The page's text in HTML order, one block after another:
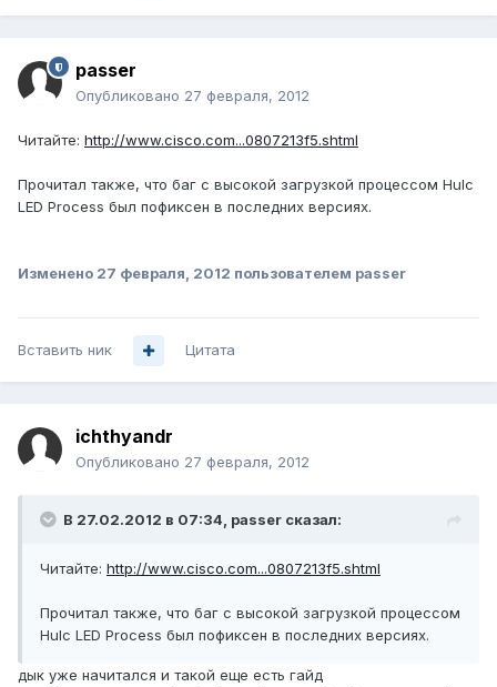
passer
Опубликовано 27 февраля, 2012
Читайте: http://www.cisco.com...0807213f5.shtml
Прочитал также, что баг с высокой загрузкой процессом Hulc
LED Process был пофиксен в последних версиях.
Изменено 27 февраля, 2012 пользователем passer
Вставить ник Цитата
ichthyandr
Опубликовано 27 февраля, 2012
В 27.02.2012 в 07:34, passer сказал:
Читайте: http://www.cisco.com...0807213f5.shtml
Прочитал также, что баг с высокой загрузкой процессом
Hulc LED Process был пофиксен в последних версиях.
дык уже начитался и такой еще есть гайд